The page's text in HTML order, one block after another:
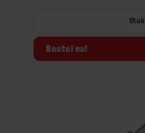
Stuk
Bestel nu!